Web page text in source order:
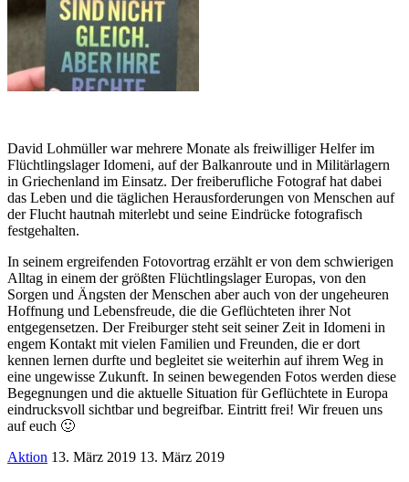
David Lohmüller war mehrere Monate als freiwilliger Helfer im
Flüchtlingslager Idomeni, auf der Balkanroute und in Militärlagern
in Griechenland im Einsatz. Der freiberufliche Fotograf hat dabei
das Leben und die täglichen Herausforderungen von Menschen auf
der Flucht hautnah miterlebt und seine Eindrücke fotografisch
festgehalten.
In seinem ergreifenden Fotovortrag erzählt er von dem schwierigen
Alltag in einem der größten Flüchtlingslager Europas, von den
Sorgen und Ängsten der Menschen aber auch von der ungeheuren
Hoffnung und Lebensfreude, die die Geflüchteten ihrer Not
entgegensetzen. Der Freiburger steht seit seiner Zeit in Idomeni in
engem Kontakt mit vielen Familien und Freunden, die er dort
kennen lernen durfte und begleitet sie weiterhin auf ihrem Weg in
eine ungewisse Zukunft. In seinen bewegenden Fotos werden diese
Begegnungen und die aktuelle Situation für Geflüchtete in Europa
eindrucksvoll sichtbar und begreifbar. Eintritt frei! Wir freuen uns
auf euch 🙂
Aktion 13. März 2019 13. März 2019